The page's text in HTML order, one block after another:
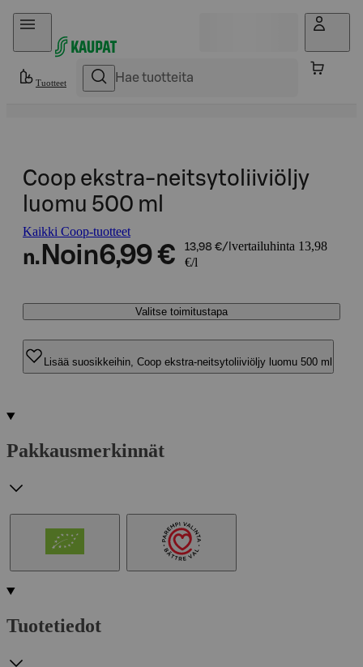
Hyppää sisältöön
Tuotteet
Coop ekstra-neitsytoliiviöljy
luomu 500 ml
Kaikki Coop-tuotteet
n. Noin6,99 € 13,98 €/l vertailuhinta 13,98
€/l
Valitse toimitustapa
Lisää suosikkeihin, Coop ekstra-neitsytoliiviöljy luomu 500 ml
Pakkausmerkinnät
Tuotetiedot